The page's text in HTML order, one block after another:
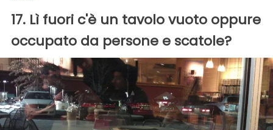
17. Lì fuori c'è un tavolo vuoto oppure
occupato da persone e scatole?